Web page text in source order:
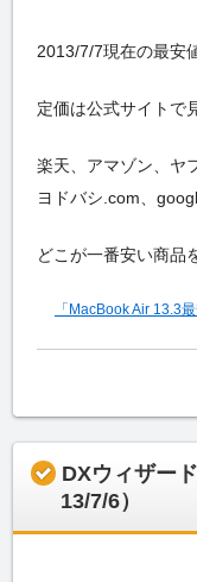
2013/7/7現在の最安
定価は公式サイトで
楽天、アマゾン、ヤ
ヨドバシ.com、
どこが一番安い商品
「MacBook Air 13.3
DXウィザー
13/7/6）